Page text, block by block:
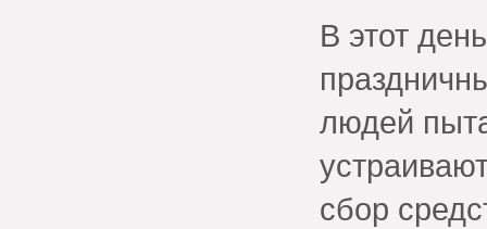
В этот
людей
сбор